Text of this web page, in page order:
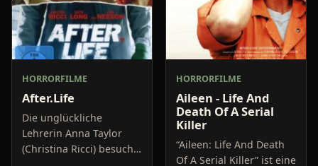
HORRORFILME
After.Life
Die unglückliche
Lehrerin Anna Taylor
(Christina Ricci) besucht
HORRORFILME
Aileen - Life And
Death Of A Serial
Killer
“Aileen: Life And Death
Of A Serial Killer” ist eine